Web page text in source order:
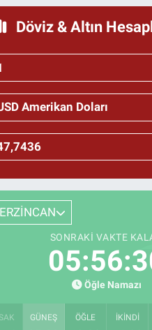
Döviz & Altın
ERZİNCAN
SONRAKI VAKTE
Öğle Namazı
GÜNEŞ ÖĞLE İKINDI